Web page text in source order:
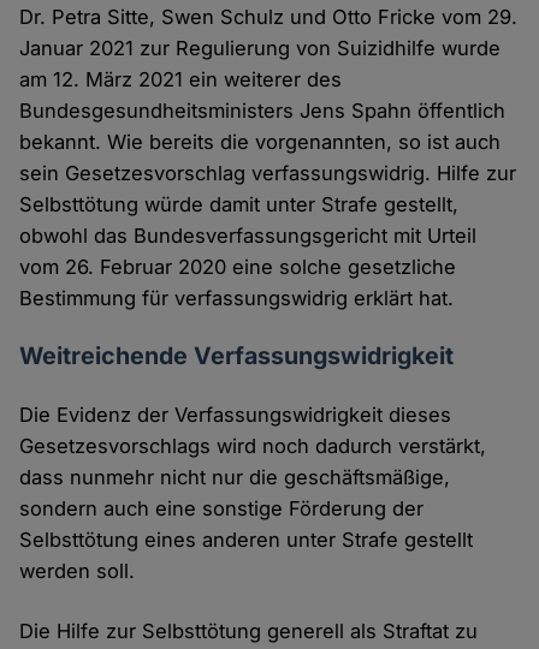
Dr. Petra Sitte, Swen Schulz und Otto Fricke vom 29.
Januar 2021 zur Regulierung von Suizidhilfe wurde
am 12. März 2021 ein weiterer des
Bundesgesundheitsministers Jens Spahn öffentlich
bekannt. Wie bereits die vorgenannten, so ist auch
sein Gesetzesvorschlag verfassungswidrig. Hilfe zur
Selbsttötung würde damit unter Strafe gestellt,
obwohl das Bundesverfassungsgericht mit Urteil
vom 26. Februar 2020 eine solche gesetzliche
Bestimmung für verfassungswidrig erklärt hat.
Weitreichende Verfassungswidrigkeit
Die Evidenz der Verfassungswidrigkeit dieses
Gesetzesvorschlags wird noch dadurch verstärkt,
dass nunmehr nicht nur die geschäftsmäßige,
sondern auch eine sonstige Förderung der
Selbsttötung eines anderen unter Strafe gestellt
werden soll.
Die Hilfe zur Selbsttötung generell als Straftat zu